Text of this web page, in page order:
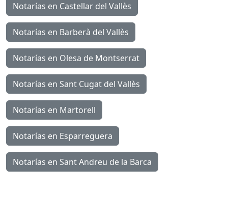
Notarías en Castellar del Vallès
Notarías en Barberà del Vallès
Notarías en Olesa de Montserrat
Notarías en Sant Cugat del Vallès
Notarías en Martorell
Notarías en Esparreguera
Notarías en Sant Andreu de la Barca